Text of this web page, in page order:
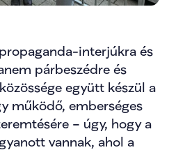
interjúkra és
párbeszédre és
együtt készül a
működő, emberséges
– úgy, hogy a
vannak, ahol a